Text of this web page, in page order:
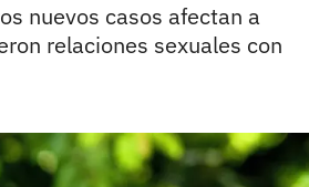
nuevos casos afectan a
relaciones sexuales con